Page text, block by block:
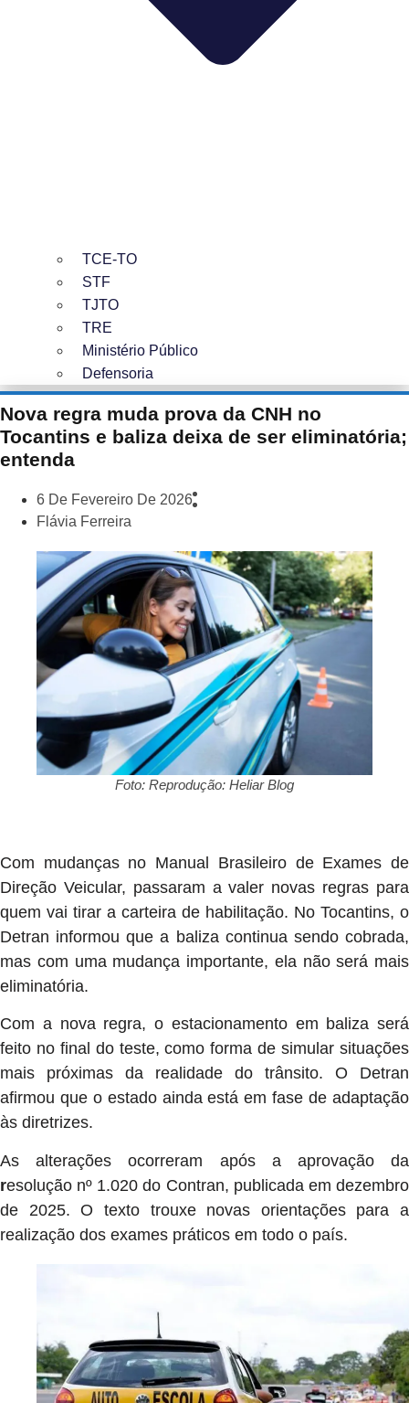
TCE-TO
STF
TJTO
TRE
Ministério Público
Defensoria
Nova regra muda prova da CNH no
Tocantins e baliza deixa de ser eliminatória;
entenda
6 De Fevereiro De 2026
Flávia Ferreira
Foto: Reprodução: Heliar Blog
Com mudanças no Manual Brasileiro de Exames de
Direção Veicular, passaram a valer novas regras para
quem vai tirar a carteira de habilitação. No Tocantins, o
Detran informou que a baliza continua sendo cobrada,
mas com uma mudança importante, ela não será mais
eliminatória.
Com a nova regra, o estacionamento em baliza será
feito no final do teste, como forma de simular situações
mais próximas da realidade do trânsito. O Detran
afirmou que o estado ainda está em fase de adaptação
às diretrizes.
As alterações ocorreram após a aprovação da
resolução nº 1.020 do Contran, publicada em dezembro
de 2025. O texto trouxe novas orientações para a
realização dos exames práticos em todo o país.